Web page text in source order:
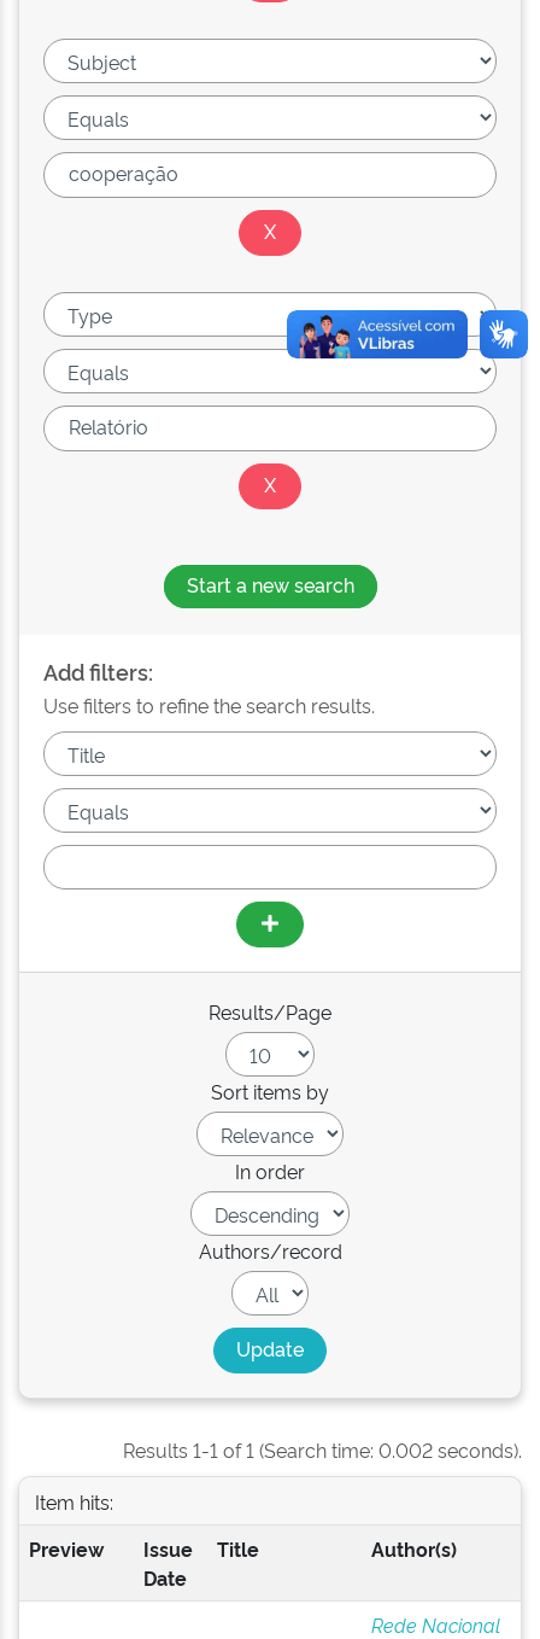
Start a new search
Add filters:
Use filters to refine the search results.
Results/Page
Sort items by
In order
Authors/record
Results 1-1 of 1 (Search time: 0.002 seconds).
Item hits:
Preview
Issue
Date
Title Author(s)
Rede Nacional